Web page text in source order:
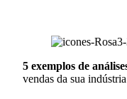
5 exemplos de
vendas da sua indústria